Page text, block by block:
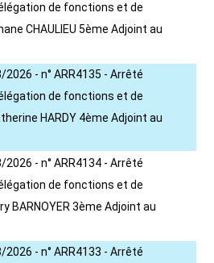
de fonctions et de
CHAULIEU 5ème Adjoint au
- n° ARR4135 - Arrêté
de fonctions et de
HARDY 4ème Adjoint au
- n° ARR4134 - Arrêté
de fonctions et de
BARNOYER 3ème Adjoint au
- n° ARR4133 - Arrêté